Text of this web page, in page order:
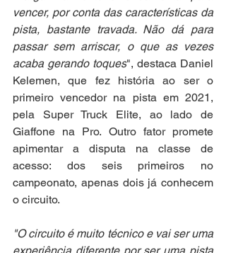
vencer, por conta das características da
pista, bastante travada. Não dá para
passar sem arriscar, o que as vezes
acaba gerando toques", destaca Daniel
Kelemen, que fez história ao ser o
primeiro vencedor na pista em 2021,
pela Super Truck Elite, ao lado de
Giaffone na Pro. Outro fator promete
apimentar a disputa na classe de
acesso: dos seis primeiros no
campeonato, apenas dois já conhecem
o circuito.
"O circuito é muito técnico e vai ser uma